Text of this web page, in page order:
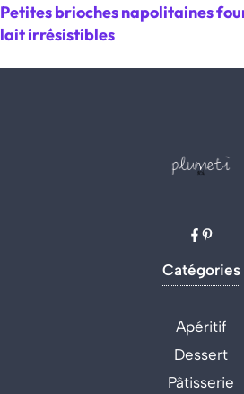
Petites brioches napolitaines
lait irrésistibles
Catégories
Apéritif
Dessert
Pâtisserie